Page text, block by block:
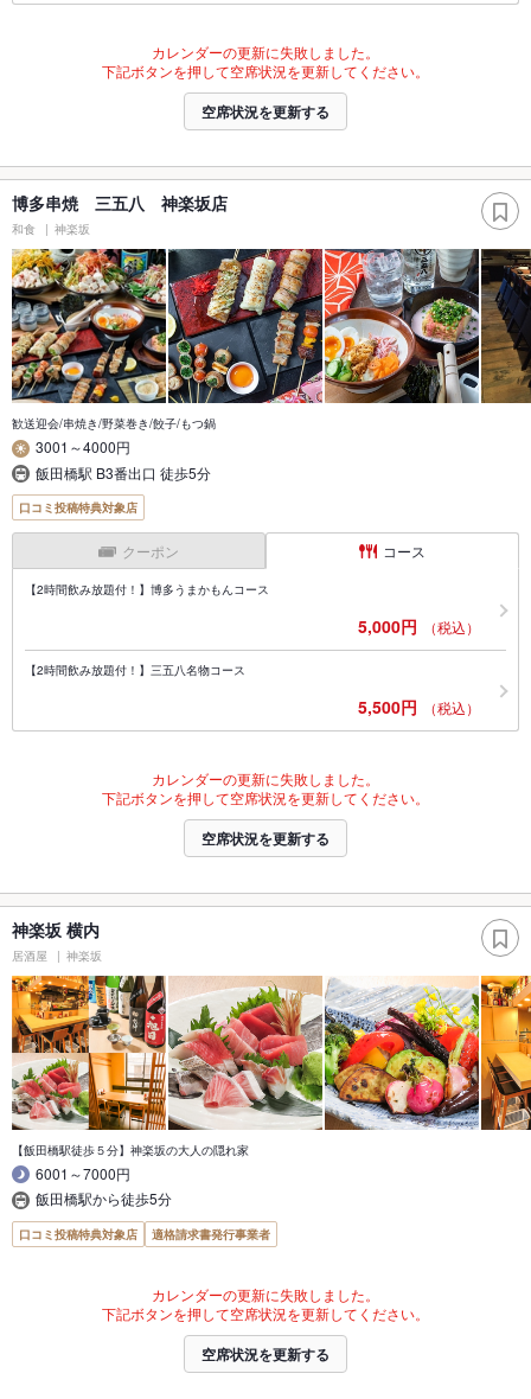
カレンダーの更新に失敗しました。
下記ボタンを押して空席状況を更新してください。
空席状況を更新する
博多串焼 三五八 神楽坂店
和食 神楽坂
歓送迎会/串焼き/野菜巻き/餃子/もつ鍋
3001～4000円
飯田橋駅 B3番出口 徒歩5分
口コミ投稿特典対象店
クーポン コース
【2時間飲み放題付！】博多うまかもんコース
5,000円 （税込）
【2時間飲み放題付！】三五八名物コース
5,500円 （税込）
カレンダーの更新に失敗しました。
下記ボタンを押して空席状況を更新してください。
空席状況を更新する
神楽坂 横内
居酒屋 神楽坂
【飯田橋駅徒歩５分】神楽坂の大人の隠れ家
6001～7000円
飯田橋駅から徒歩5分
口コミ投稿特典対象店 適格請求書発行事業者
カレンダーの更新に失敗しました。
下記ボタンを押して空席状況を更新してください。
空席状況を更新する